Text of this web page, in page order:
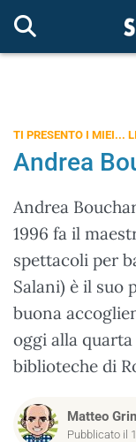
TI PRESENTO I MIEI...
Andrea
Andrea
1996 fa il
spettacoli per
Salani) è il suo
buona
oggi alla
biblioteche di
Matteo
Pubblicato il